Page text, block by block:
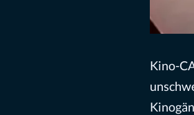
Kino-